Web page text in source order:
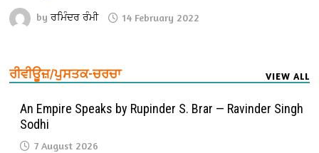
byਰਮਿੰਦਰ ਰੰਮੀ 14 February 2022
ਰੀਵੀਊਜ਼/ਪੁਸਤਕ-ਚਰਚਾ VIEW ALL
An Empire Speaks by Rupinder S. Brar — Ravinder Singh
Sodhi
7 August 2026